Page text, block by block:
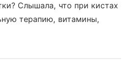
Слышала, что при кистах
терапию, витамины,